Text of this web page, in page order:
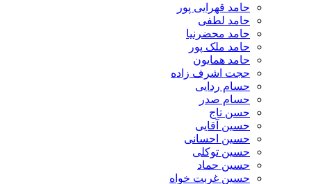
حامد قهرایی پور
حامد لطفی
حامد محضرنیا
حامد ملک پور
حامد همایون
حجت اشرف زاده
حسام ردایی
حسام صدر
حسن تاج
حسین آقایی
حسین احسانی
حسین توکلی
حسین حماد
حسین غربت خواه